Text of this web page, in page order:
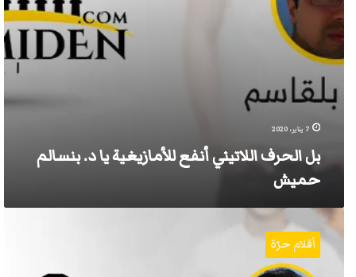
7 يناير، 2020
بل الحرف اللاتيني أنفع للأمازيغية يا د. بنسالم
حميش
الاسم
الأمازيغي
للمغرب
Murakuc
أقلام حرّة